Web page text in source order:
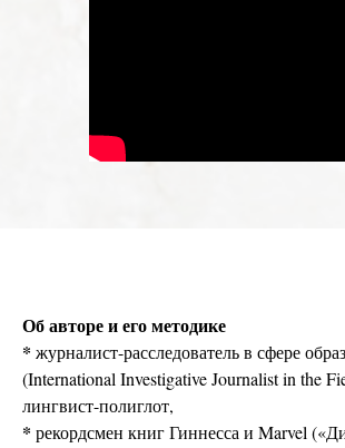
Об авторе и его методике
* журналист-расследователь в сфере
(International Investigative Journalist in the
лингвист-полиглот,
* рекордсмен книг Гиннесса и Marvel